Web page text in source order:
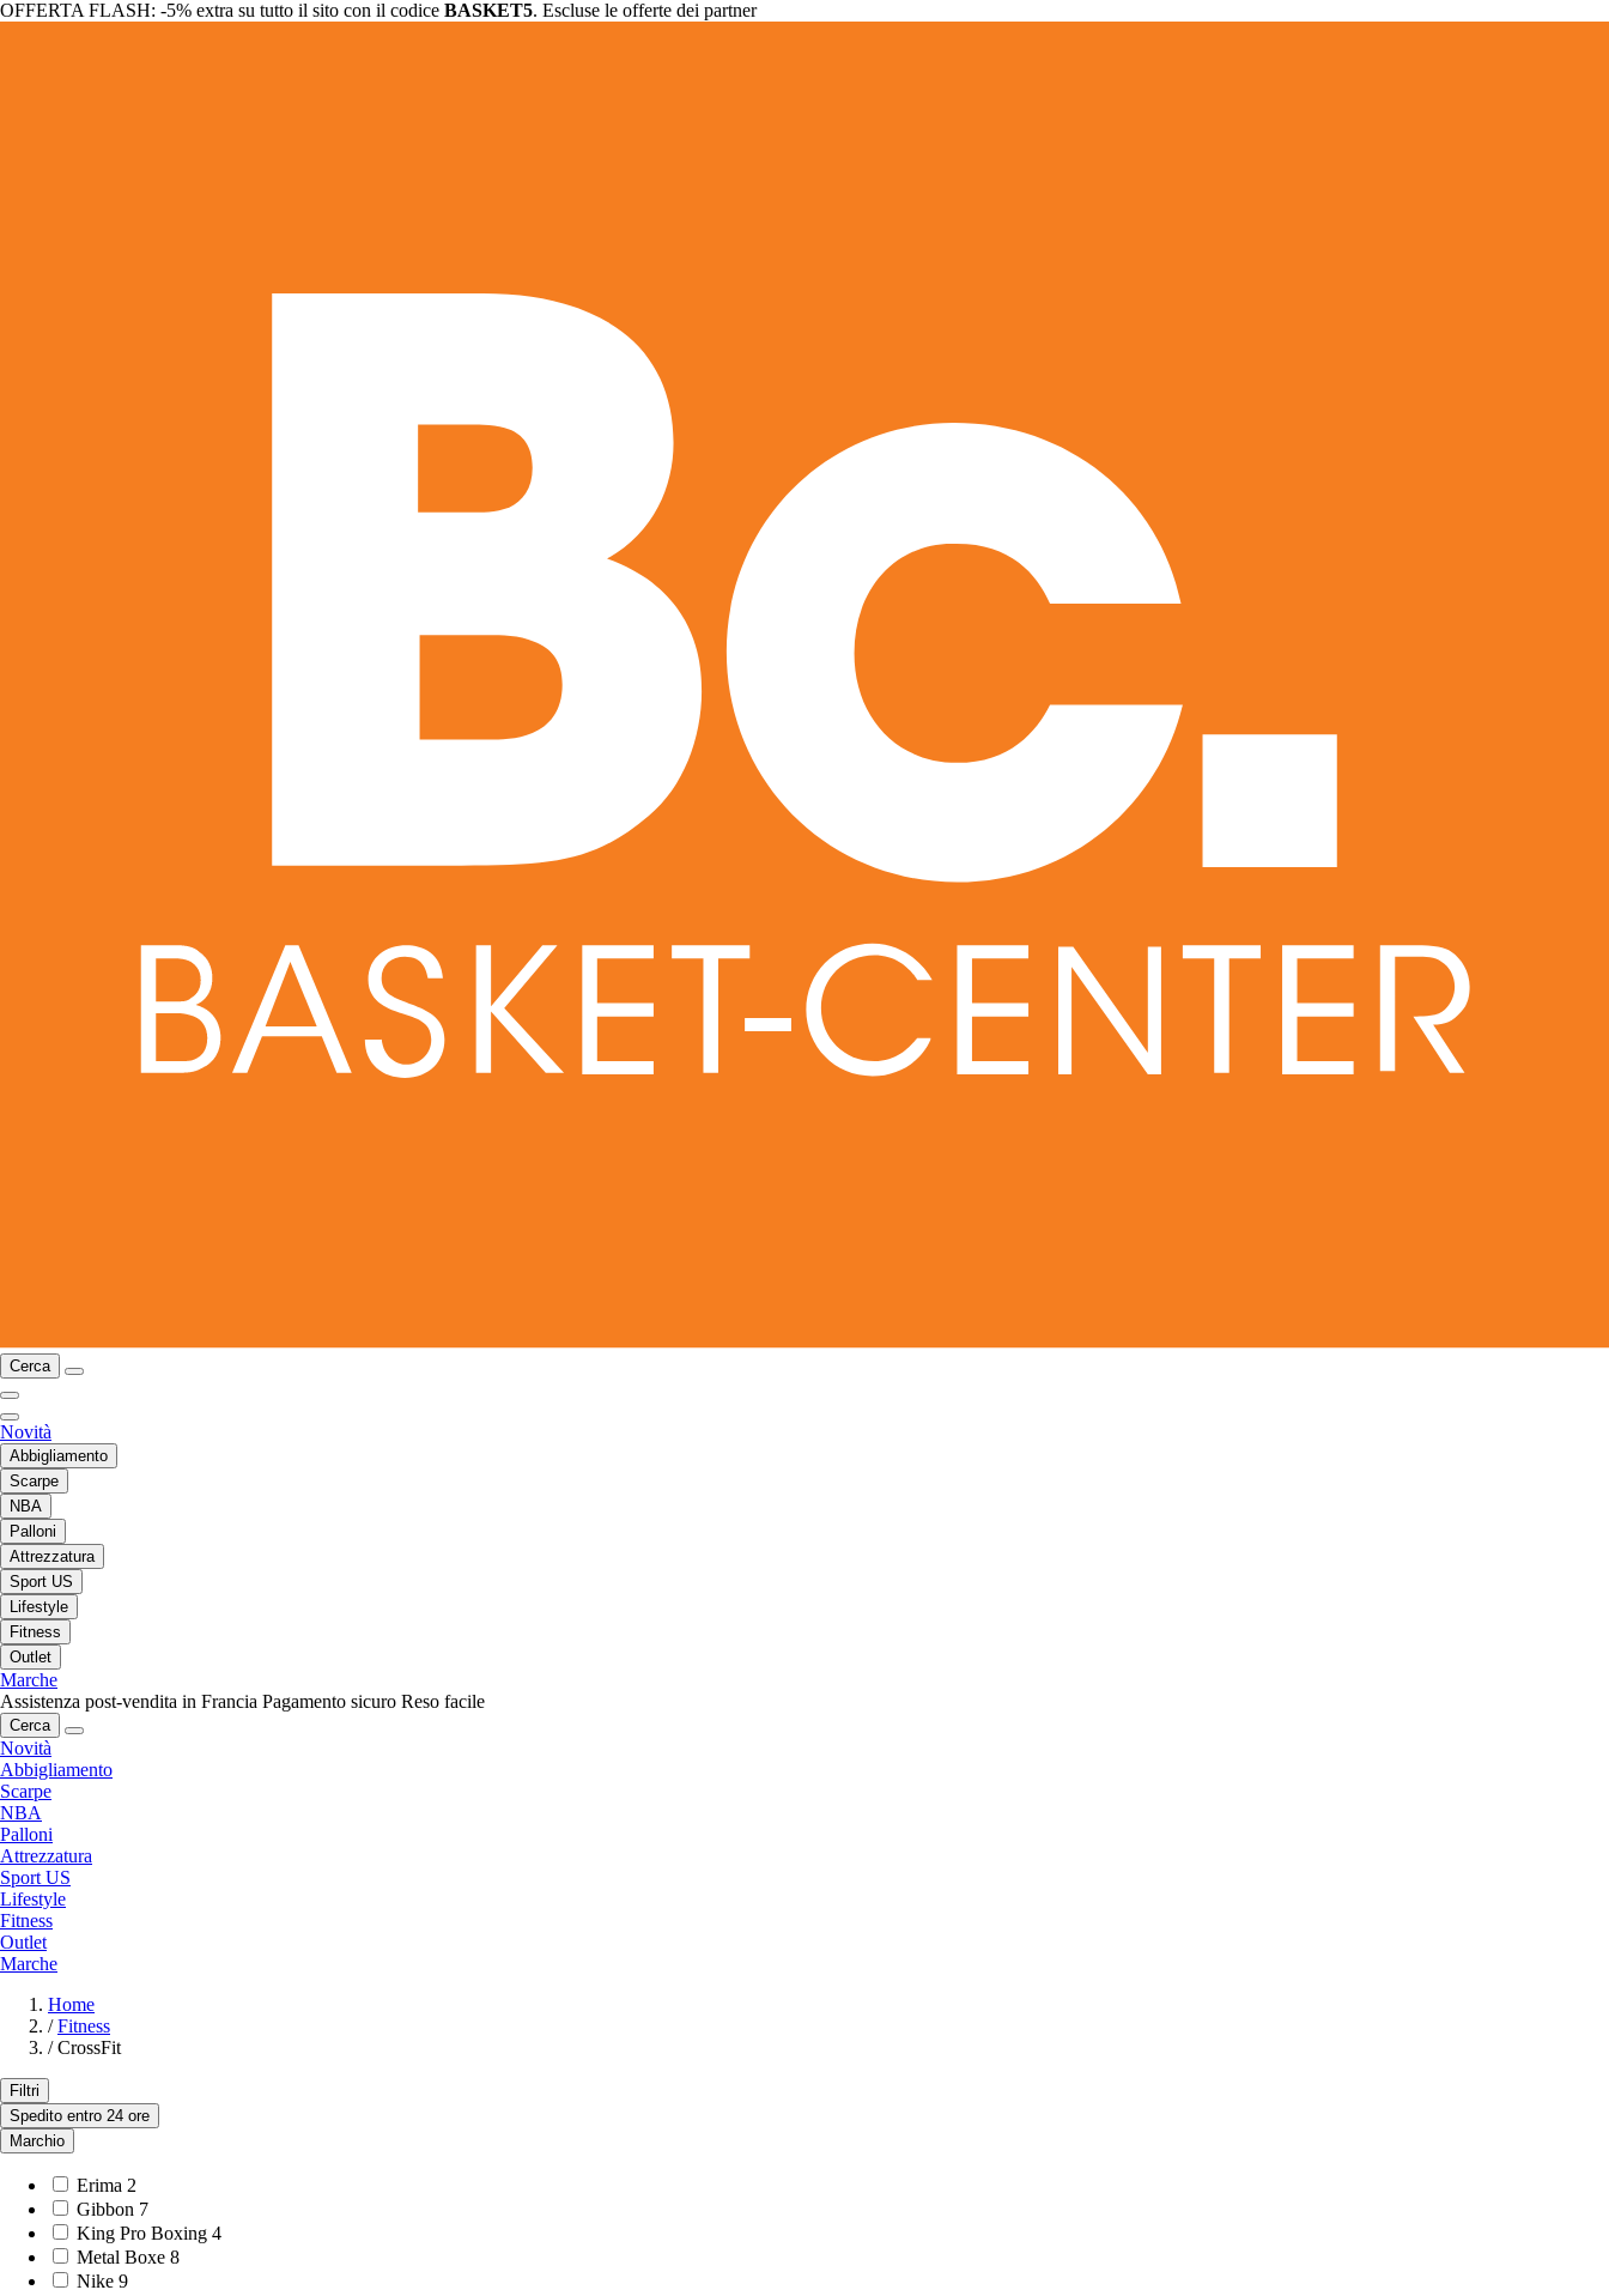
OFFERTA FLASH: -5% extra su tutto il sito con il codice BASKET5. Escluse le offerte dei partner
Cerca
Novità
Abbigliamento
Scarpe
NBA
Palloni
Attrezzatura
Sport US
Lifestyle
Fitness
Outlet
Marche
Assistenza post-vendita in Francia Pagamento sicuro Reso facile
Cerca
Novità
Abbigliamento
Scarpe
NBA
Palloni
Attrezzatura
Sport US
Lifestyle
Fitness
Outlet
Marche
Home
/ Fitness
/ CrossFit
Filtri
Spedito entro 24 ore
Marchio
Erima 2
Gibbon 7
King Pro Boxing 4
Metal Boxe 8
Nike 9